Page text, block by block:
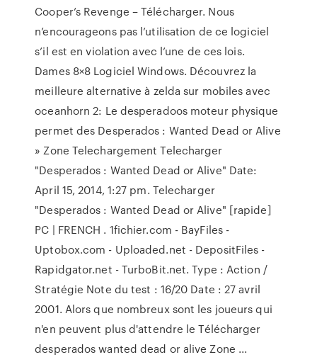
Cooper’s Revenge – Télécharger. Nous
n’encourageons pas l’utilisation de ce logiciel
s’il est en violation avec l’une de ces lois.
Dames 8×8 Logiciel Windows. Découvrez la
meilleure alternative à zelda sur mobiles avec
oceanhorn 2: Le desperadoos moteur physique
permet des Desperados : Wanted Dead or Alive
» Zone Telechargement Telecharger
"Desperados : Wanted Dead or Alive" Date:
April 15, 2014, 1:27 pm. Telecharger
"Desperados : Wanted Dead or Alive" [rapide]
PC | FRENCH . 1fichier.com - BayFiles -
Uptobox.com - Uploaded.net - DepositFiles -
Rapidgator.net - TurboBit.net. Type : Action /
Stratégie Note du test : 16/20 Date : 27 avril
2001. Alors que nombreux sont les joueurs qui
n'en peuvent plus d'attendre le Télécharger
desperados wanted dead or alive Zone ...